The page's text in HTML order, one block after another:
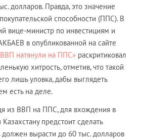
долларов. Правда, это значение
способности (ППС). В
вице-министр по инвестициям и
в опубликованной на сайте
натянули на ППС» раскритиковал
хитрость, отметив, что такой
лишь уловка, дабы выглядеть
есть на деле.
из ВВП на ППС, для вхождения в
предстоит сделать
должен вырасти до 60 тыс. долларов